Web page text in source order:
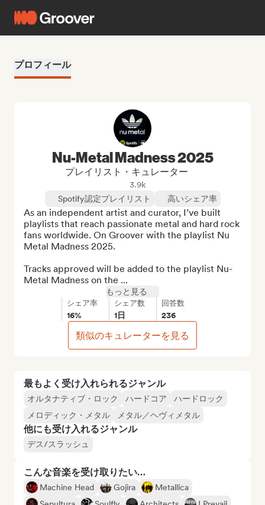
プロフィール
最もよく受け入れられるジャンル
オルタナティブ・ロック ハードコア
ハードロック
メロディック・メタル
メタル／ヘヴィメタル
他にも受け入れるジャンル
デス/スラッシュ
こんな音楽を受け取りたい…
Machine Head Gojira
Metallica
Nu-Metal Madness 2025
プレイリスト・キュレーター
3.9k
Spotify認定プレイリスト
高いシェア率
As an independent artist and curator, I’ve built
playlists that reach passionate metal and hard rock
fans worldwide. On Groover with the playlist Nu
Metal Madness 2025.
Tracks approved will be added to the playlist Nu-
Metal Madness on the ...
もっと見る
シェア率
16%
シェア数
1日
回答数
236
類似のキュレーターを見る